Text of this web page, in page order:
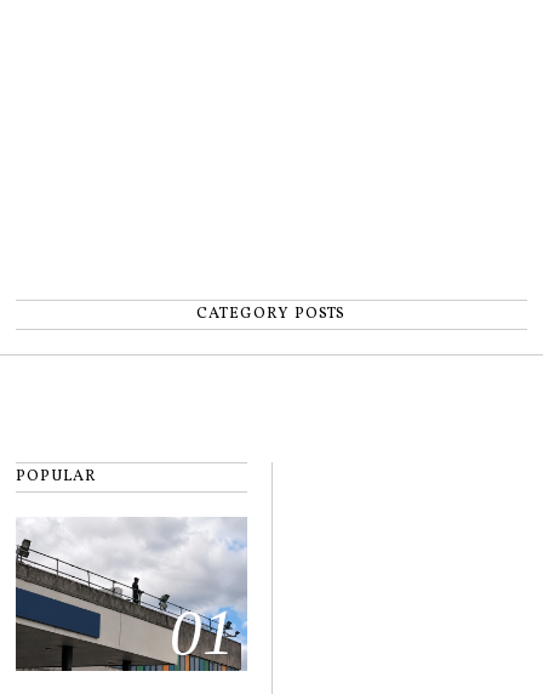
CATEGORY POSTS
POPULAR
01